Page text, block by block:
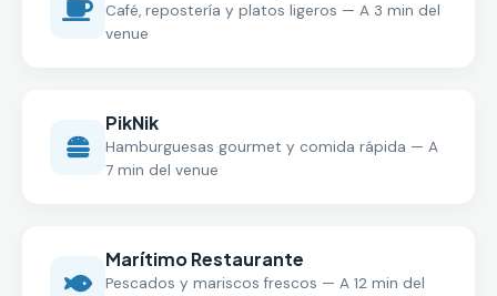
Café, repostería y platos ligeros — A 3 min del
venue
PikNik
Hamburguesas gourmet y comida rápida — A
7 min del venue
Marítimo Restaurante
Pescados y mariscos frescos — A 12 min del